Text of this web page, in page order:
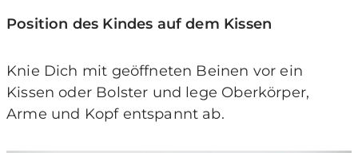
Position des Kindes auf dem Kissen
Knie Dich mit geöffneten Beinen vor ein
Kissen oder Bolster und lege Oberkörper,
Arme und Kopf entspannt ab.